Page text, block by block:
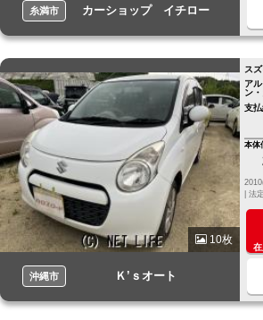
糸満市 カーショップ イチロー
10枚
沖縄市 Ｋ’ｓオート
ス
ア
ン
支
本体
法